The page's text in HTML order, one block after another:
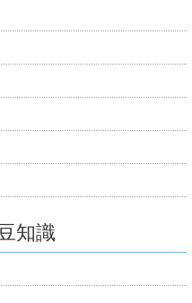
知識